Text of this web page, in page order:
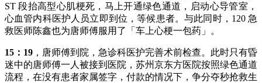
ST 段抬高型心肌梗死，马上开通绿色通道，启动心导管室，
心血管内科医护人员立即到位，等候患者。与此同时，120 急
救医师陈鑫也为唐师傅服用了「车上心梗一包药」。
15：19 ，唐师傅到院，急诊科医护完善术前检查。此时只有昏
迷中的唐师傅一人被接到医院，苏州京东方医院按照绿色通道
流程，在没有患者家属签字，付款的情况下，争分夺秒抢救生